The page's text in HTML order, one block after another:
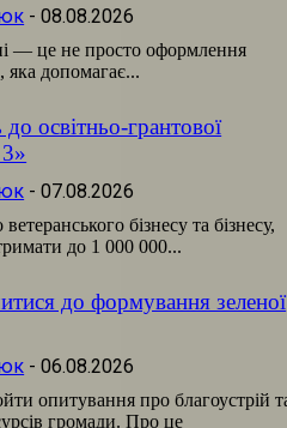
- 08.08.2026
— це не просто оформлення
яка допомагає...
освітньо-грантової
- 07.08.2026
бізнесу та бізнесу,
до 1 000 000...
до формування зеленої
- 06.08.2026
опитування про благоустрій
громади. Про це